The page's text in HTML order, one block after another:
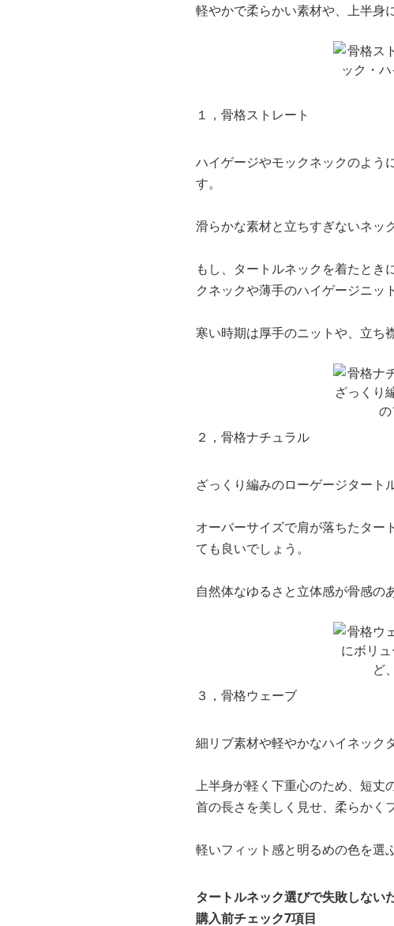
軽やかで柔らかい素材や、上半身
１，骨格ストレート
ハイゲージやモックネックのよう
す。
滑らかな素材と立ちすぎないネッ
もし、タートルネックを着たとき
クネックや薄手のハイゲージニット
寒い時期は厚手のニットや、立ち
２，骨格ナチュラル
ざっくり編みのローゲージタート
オーバーサイズで肩が落ちたター
ても良いでしょう。
自然体なゆるさと立体感が骨感の
３，骨格ウェーブ
細リブ素材や軽やかなハイネック
上半身が軽く下重心のため、短丈
首の長さを美しく見せ、柔らかく
軽いフィット感と明るめの色を選
タートルネック選びで失敗しない
購入前チェック7項目